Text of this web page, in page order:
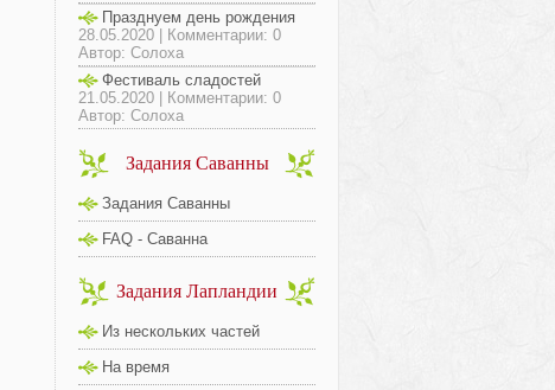
Празднуем день рождения
28.05.2020 | Комментарии: 0
Автор: Солоха
Фестиваль сладостей
21.05.2020 | Комментарии: 0
Автор: Солоха
Задания Саванны
Задания Саванны
FAQ - Саванна
Задания Лапландии
Из нескольких частей
На время